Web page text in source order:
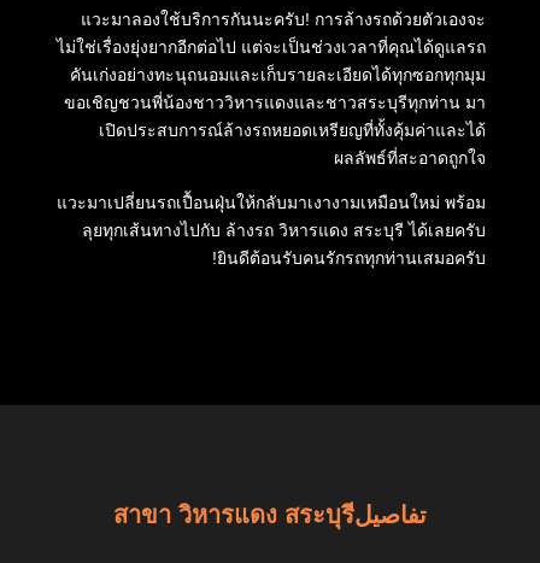
แวะมาลองใช้บริการกันนะครับ! การล้างรถด้วยตัวเองจะ
ไม่ใช่เรื่องยุ่งยากอีกต่อไป แต่จะเป็นช่วงเวลาที่คุณได้ดูแลรถ
คันเก่งอย่างทะนุถนอมและเก็บรายละเอียดได้ทุกซอกทุกมุม
ขอเชิญชวนพี่น้องชาววิหารแดงและชาวสระบุรีทุกท่าน มา
เปิดประสบการณ์ล้างรถหยอดเหรียญที่ทั้งคุ้มค่าและได้
ผลลัพธ์ที่สะอาดถูกใจ
แวะมาเปลี่ยนรถเปื้อนฝุ่นให้กลับมาเงางามเหมือนใหม่ พร้อม
ลุยทุกเส้นทางไปกับ ล้างรถ วิหารแดง สระบุรี ได้เลยครับ
ยินดีต้อนรับคนรักรถทุกท่านเสมอครับ!
تفاصيلสาขา วิหารแดง สระบุรี